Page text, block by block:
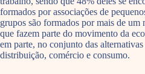
formados por associações de
grupos são formados por mais de um
que fazem parte do movimento da
em parte, no conjunto das
distribuição, comércio e consumo.